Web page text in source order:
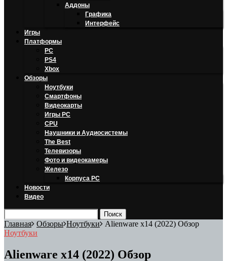
Аддоны
Графика
Интерфейс
Игры
Платформы
PC
PS4
Xbox
Обзоры
Ноутбуки
Смартфоны
Видеокарты
Игры PC
CPU
Наушники и Аудиосистемы
The Best
Телевизоры
Фото и видеокамеры
Железо
Корпуса PC
Новости
Видео
Главная Обзоры Ноутбуки
Alienware x14 (2022) Обзор
Ноутбуки
Alienware x14 (2022) Обзор